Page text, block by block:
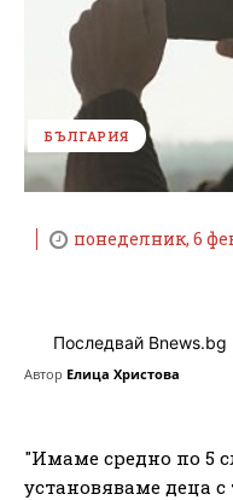
БЪЛГАРИЯ
понеделник, 6
Последвай Bnews.bg
Автор Елица Христова
"Имаме средно по 5
установяваме децa